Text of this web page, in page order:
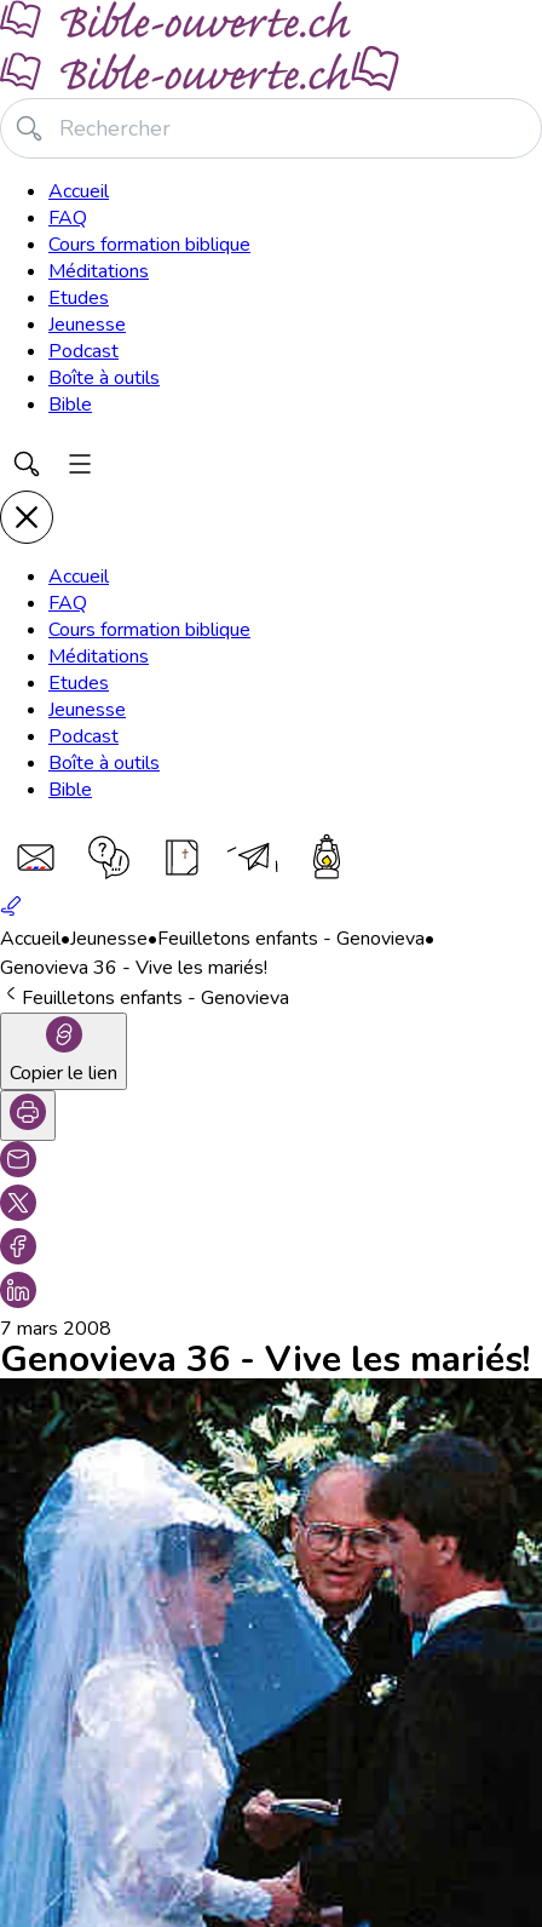
Accueil
FAQ
Cours formation biblique
Méditations
Etudes
Jeunesse
Podcast
Boîte à outils
Bible
Accueil
FAQ
Cours formation biblique
Méditations
Etudes
Jeunesse
Podcast
Boîte à outils
Bible
Accueil•Jeunesse•Feuilletons enfants - Genovieva•
Genovieva 36 - Vive les mariés!
Feuilletons enfants - Genovieva
Copier le lien
7 mars 2008
Genovieva 36 - Vive les mariés!